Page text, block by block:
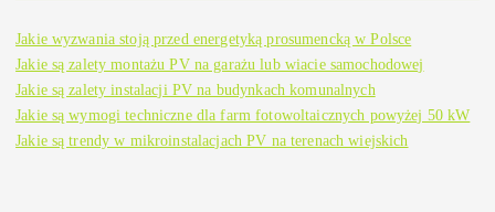
Jakie wyzwania stoją przed energetyką prosumencką w Polsce
Jakie są zalety montażu PV na garażu lub wiacie samochodowej
Jakie są zalety instalacji PV na budynkach komunalnych
Jakie są wymogi techniczne dla farm fotowoltaicznych powyżej 50 kW
Jakie są trendy w mikroinstalacjach PV na terenach wiejskich